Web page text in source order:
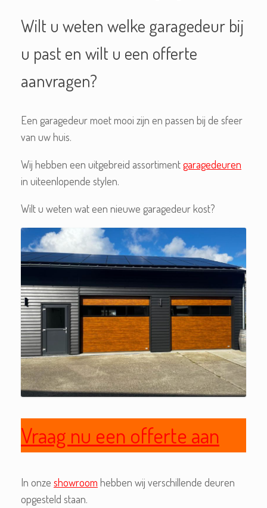
Wilt u weten welke garagedeur bij
u past en wilt u een offerte
aanvragen?
Een garagedeur moet mooi zijn en passen bij de sfeer
van uw huis.
Wij hebben een uitgebreid assortimentgaragedeuren
in uiteenlopende stylen.
Wilt u weten wat een nieuwe garagedeur kost?
Vraag nu een offerte aan
In onze showroom hebben wij verschillende deuren
opgesteld staan.